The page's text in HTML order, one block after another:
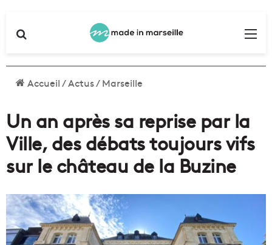
Accueil/Actus/Marseille
Un an après sa reprise par la
Ville, des débats toujours vifs
sur le château de la Buzine